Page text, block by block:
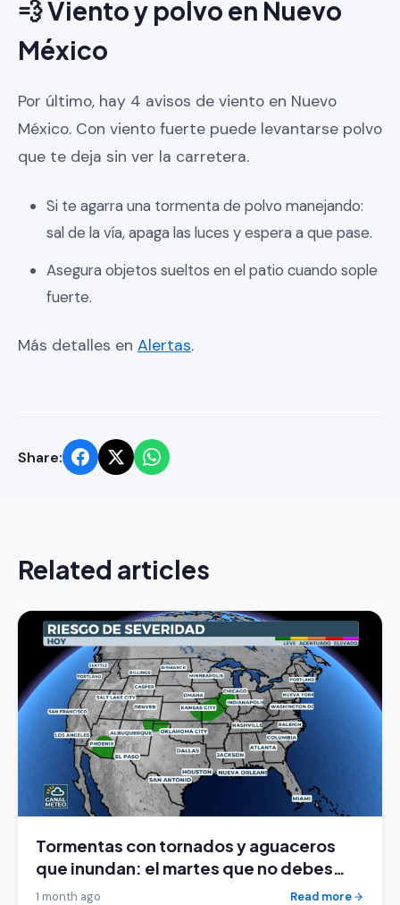
💨 Viento y polvo en Nuevo
México
Por último, hay 4 avisos de viento en Nuevo
México. Con viento fuerte puede levantarse polvo
que te deja sin ver la carretera.
Si te agarra una tormenta de polvo manejando:
sal de la vía, apaga las luces y espera a que pase.
Asegura objetos sueltos en el patio cuando sople
fuerte.
Más detalles en Alertas.
Share:
Related articles
Tormentas con tornados y aguaceros
que inundan: el martes que no debes
ignorar
1 month ago Read more